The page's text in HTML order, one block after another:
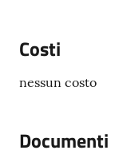
Costi
nessun costo
Documenti